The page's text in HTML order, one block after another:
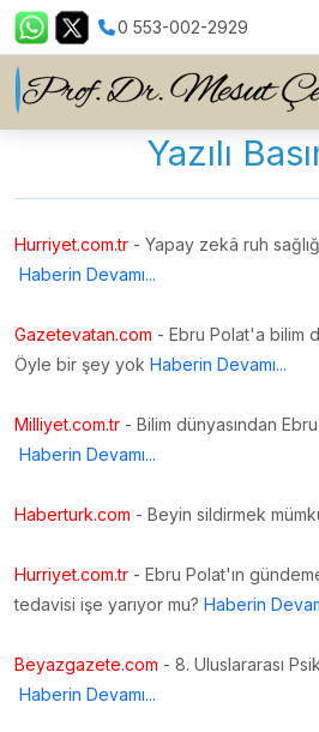
0 553-002-2929
Yazılı
Hurriyet.com.tr - Yapay zekâ ruh
Haberin Devamı...
Gazetevatan.com - Ebru Polat'a bilim
Öyle bir şey yok Haberin Devamı...
Milliyet.com.tr - Bilim dünyasından
Haberin Devamı...
Haberturk.com - Beyin sildirmek
Hurriyet.com.tr - Ebru Polat'ın
tedavisi işe yarıyor mu? Haberin
Beyazgazete.com - 8. Uluslararası
Haberin Devamı...